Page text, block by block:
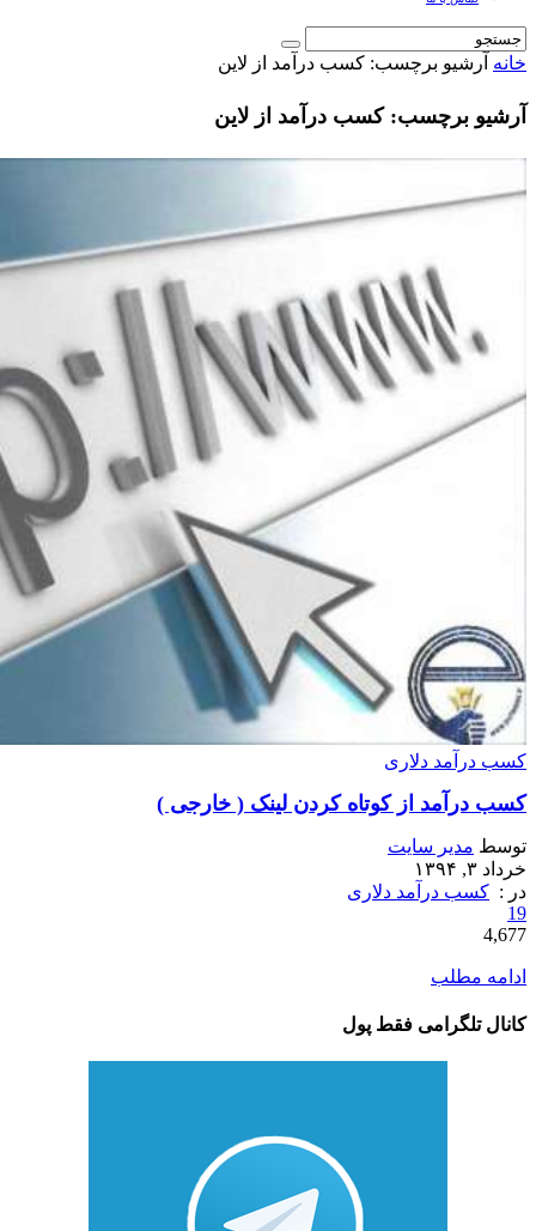
خانه آرشیو برچسب: کسب درآمد از لاین
آرشیو برچسب: کسب درآمد از لاین
کسب درآمد دلاری
کسب درآمد از کوتاه کردن لینک ( خارجی )
توسط مدیر سایت
خرداد ۳, ۱۳۹۴
در : کسب درآمد دلاری
19
4,677
ادامه مطلب
کانال تلگرامی فقط پول